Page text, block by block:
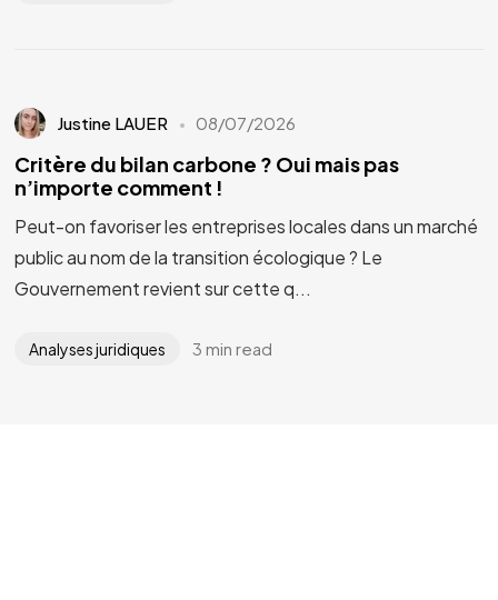
Justine LAUER 08/07/2026
Critère du bilan carbone ? Oui mais pas
n’importe comment !
Peut-on favoriser les entreprises locales dans un marché
public au nom de la transition écologique ? Le
Gouvernement revient sur cette q...
Analyses juridiques 3 min read